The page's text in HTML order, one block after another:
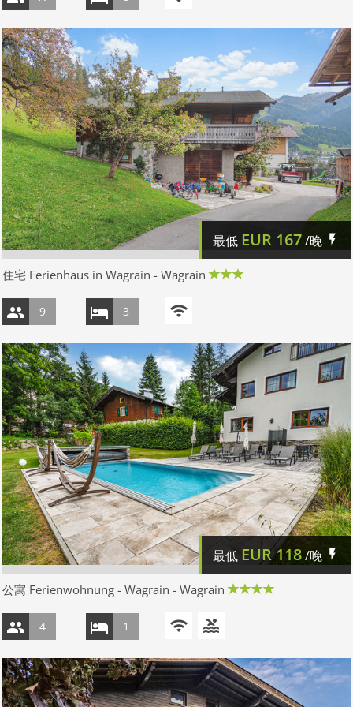
最低 EUR 167/晚
住宅 Ferienhaus in Wagrain - Wagrain
9 3
最低 EUR118/晚
公寓 Ferienwohnung - Wagrain - Wagrain
4 1